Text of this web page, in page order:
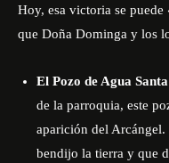
Hoy, esa victoria se
que Doña Dominga y los
El Pozo de Agua
de la parroquia, este
aparición del
bendijo la tierra y que